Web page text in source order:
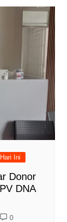
Ini
Donor
DNA
0